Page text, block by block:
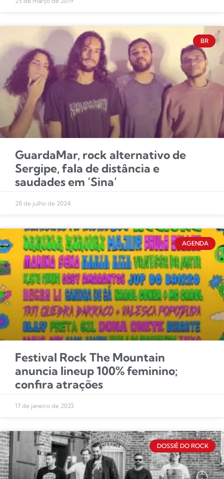
BR
GuardaMar, rock alternativo de
Sergipe, fala de distância e
saudades em ‘Sina’
28 de julho de 2024
AGENDA
Festival Rock The Mountain
anuncia lineup 100% feminino;
confira atrações
17 de janeiro de 2023
DOSSIÊ DO ROCK